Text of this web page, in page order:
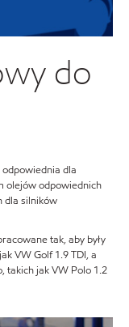
do
odpowiednia dla
olejów odpowiednich
dla silników
tak, aby były
VW Golf 1.9 TDI, a
takich jak VW Polo 1.2